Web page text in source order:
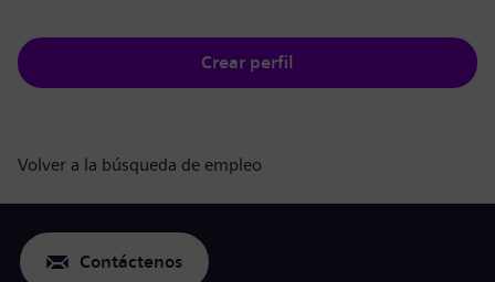
Crear perfil
Volver a la búsqueda de empleo
Contáctenos